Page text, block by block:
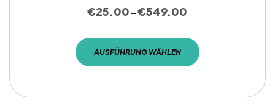
€25.00 –€549.00
AUSFÜHRUNG WÄHLEN